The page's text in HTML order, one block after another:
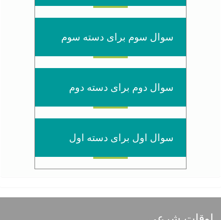
سوال سوم برای دسته سوم
سوال دوم برای دسته دوم
سوال اول برای دسته اول